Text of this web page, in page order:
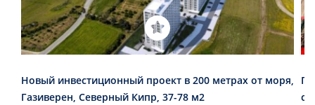
Новый инвестиционный проект в 200 метрах от моря,
Газиверен, Северный Кипр, 37-78 м2